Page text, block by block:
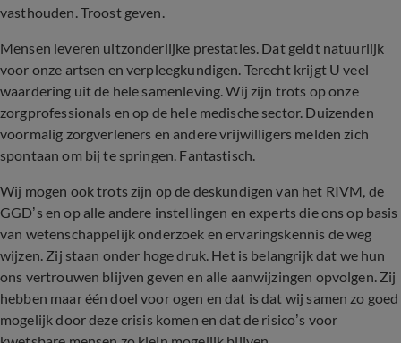
vasthouden. Troost geven.
Mensen leveren uitzonderlijke prestaties. Dat geldt natuurlijk
voor onze artsen en verpleegkundigen. Terecht krijgt U veel
waardering uit de hele samenleving. Wij zijn trots op onze
zorgprofessionals en op de hele medische sector. Duizenden
voormalig zorgverleners en andere vrijwilligers melden zich
spontaan om bij te springen. Fantastisch.
Wij mogen ook trots zijn op de deskundigen van het RIVM, de
GGD’s en op alle andere instellingen en experts die ons op basis
van wetenschappelijk onderzoek en ervaringskennis de weg
wijzen. Zij staan onder hoge druk. Het is belangrijk dat we hun
ons vertrouwen blijven geven en alle aanwijzingen opvolgen. Zij
hebben maar één doel voor ogen en dat is dat wij samen zo goed
mogelijk door deze crisis komen en dat de risico’s voor